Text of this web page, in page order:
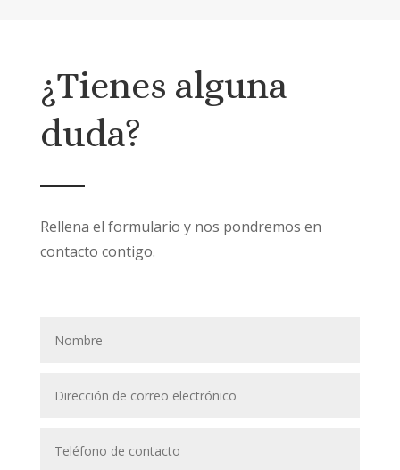
¿Tienes alguna
duda?
Rellena el formulario y nos pondremos en
contacto contigo.